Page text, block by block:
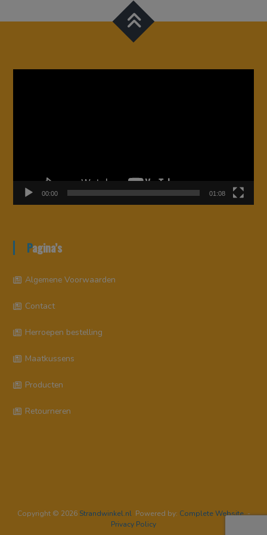
00:00 01:08
Pagina’s
Algemene Voorwaarden
Contact
Herroepen bestelling
Maatkussens
Producten
Retourneren
Copyright © 2026 Strandwinkel.nlPowered by: Complete Website-
Privacy Policy